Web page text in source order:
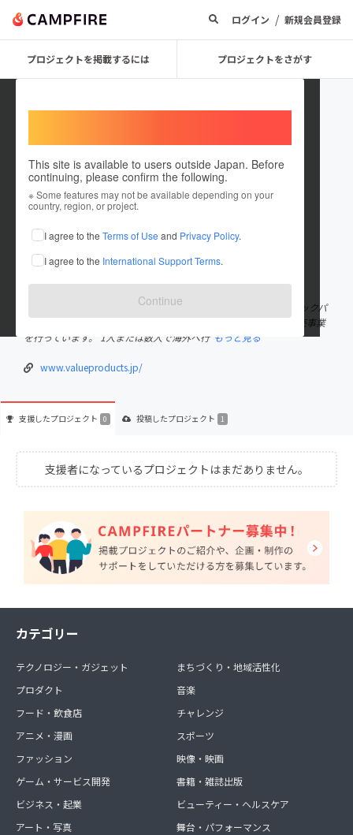
ログイン / 新規会員登録
プロジェクトを掲載するには プロジェクトをさがす
This site is available to users outside Japan. Before
continuing, please confirm the following.
※ Some features may not be available depending on your
country, region, or project.
I agree to the Terms of Use and Privacy Policy.
I agree to the International Support Terms.
Continue
valueproducts
これまでに1件のプロジェクトを投稿しています
在住国：日本 現在地：東京都
出身国：日本 出身地：東京都
当社はオリジナルブランド「SOLO-TOURIST」という名前で、バックパ
ック、各種バッグ・袋物、旅行貴重品携帯具等の企画・製造・販売事業
を行っています。 1人または数人で海外へ行 もっと見る
www.valueproducts.jp/
支援したプロジェクト 0 投稿したプロジェクト 1
支援者になっているプロジェクトはまだありません。
カテゴリー
テクノロジー・ガジェット
プロダクト
フード・飲食店
アニメ・漫画
ファッション
ゲーム・サービス開発
ビジネス・起業
アート・写真
まちづくり・地域活性化
音楽
チャレンジ
スポーツ
映像・映画
書籍・雑誌出版
ビューティー・ヘルスケア
舞台・パフォーマンス